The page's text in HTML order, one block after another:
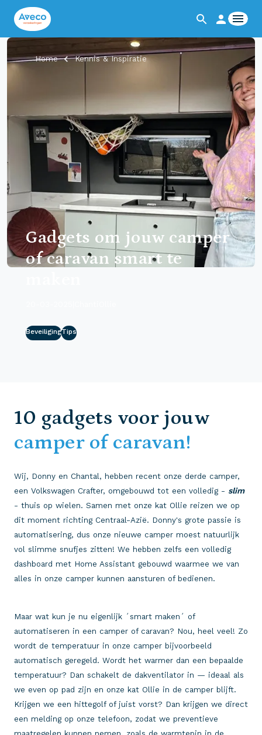
Home Kennis & Inspiratie
Gadgets om jouw camper
of caravan smart te
BeveiligingTips
10 gadgets voor jouw
camper of caravan!
Wij, Donny en Chantal, hebben recent onze derde camper,
een Volkswagen Crafter, omgebouwd tot een volledig - slim
- thuis op wielen. Samen met onze kat Ollie reizen we op
dit moment richting Centraal-Azië. Donny's grote passie is
automatisering, dus onze nieuwe camper moest natuurlijk
vol slimme snufjes zitten! We hebben zelfs een volledig
dashboard met Home Assistant gebouwd waarmee we van
alles in onze camper kunnen aansturen of bedienen.
Maar wat kun je nu eigenlijk ´smart maken´ of
automatiseren in een camper of caravan? Nou, heel veel! Zo
wordt de temperatuur in onze camper bijvoorbeeld
automatisch geregeld. Wordt het warmer dan een bepaalde
temperatuur? Dan schakelt de dakventilator in — ideaal als
we even op pad zijn en onze kat Ollie in de camper blijft.
Krijgen we een hittegolf of juist vorst? Dan krijgen we direct
een melding op onze telefoon, zodat we preventieve